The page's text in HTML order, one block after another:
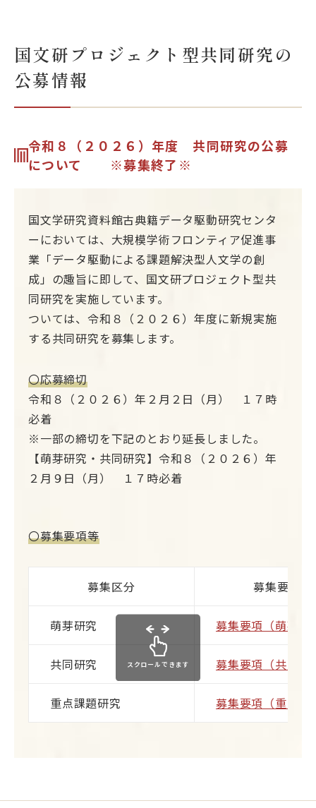
国文研プロジェクト型共同研究の
公募情報
令和８（２０２６）年度 共同研究の公募
について ※募集終了※
国文学研究資料館古典籍データ駆動研究センタ
ーにおいては、大規模学術フロンティア促進事
業「データ駆動による課題解決型人文学の創
成」の趣旨に即して、国文研プロジェクト型共
同研究を実施しています。
ついては、令和８（２０２６）年度に新規実施
する共同研究を募集します。
〇応募締切
令和８（２０２６）年２月２日（月） １７時
必着
※一部の締切を下記のとおり延長しました。
【萌芽研究・共同研究】令和８（２０２６）年
２月９日（月） １７時必着
〇募集要項等
募集区分 募集要項
萌芽研究 募集要項（萌芽）
共同研究 募集要項（共同）
重点課題研究 募集要項（重点）
スクロールできます